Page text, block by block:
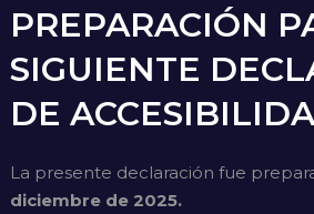
PREPARACIÓN
SIGUIENTE
DE
La presente declaración fue
diciembrede 2025.